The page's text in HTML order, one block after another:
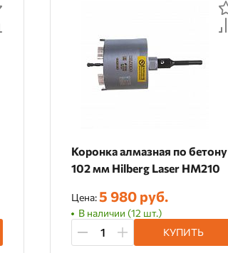
Коронка алмазная по бетону
102 мм Hilberg Laser HM210
Цена:5 980 руб.
В наличии (12 шт.)
КУПИТЬ